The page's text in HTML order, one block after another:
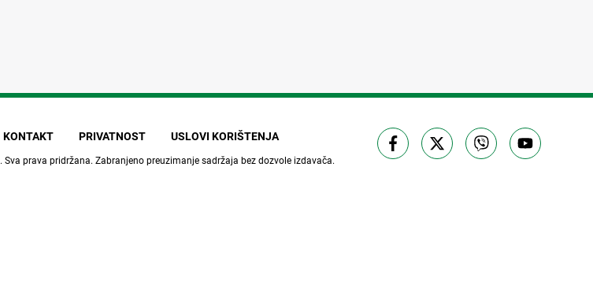
KONTAKT PRIVATNOST USLOVI KORIŠTENJA
. Sva prava pridržana. Zabranjeno preuzimanje sadržaja bez dozvole izdavača.